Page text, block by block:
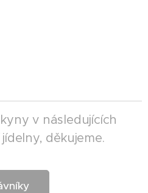
v následujících
děkujeme.